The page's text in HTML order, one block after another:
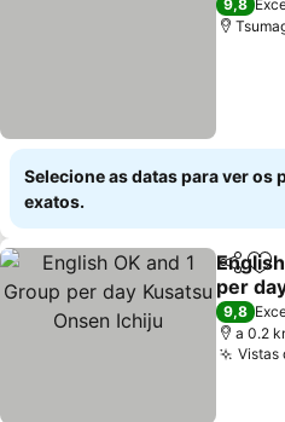
9,8
Selecione as datas para ver os
exatos.
Partilhar
per
Ichiju
9,8
a 0.2
Vistas